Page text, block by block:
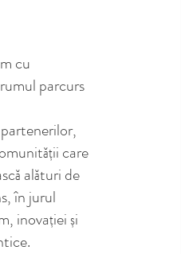
cu
parcurs
care
alături de
în jurul
inovației și